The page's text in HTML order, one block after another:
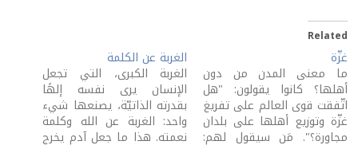
Related
غزّة
ما معنى المدن من دون
أهلها؟ كانوا يقولون: "هل
اتّفقت قوى العالم على تفريغ
غزّة وتوزيع أهلها على بلدان
مجاورة؟". مَن سيقول لهم:
الغربة عن الكلمة
الغربة الكبرى، التي تجعل
الإنسان يرى نفسه إلهًا
بقدرته الذاتيّة، يصنعها شيء
واحد: الغربة عن الله وكلمة
نعمته. هذا ما جعل آدم يخرج